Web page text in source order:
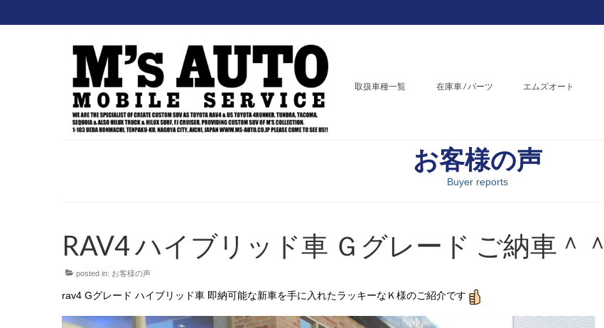
取扱車種一覧 在庫車 / パーツ エムズオート
お客様の声
Buyer reports
RAV4 ハイブリッド車 Ｇグレード ご納車＾＾
posted in: お客様の声
rav4 Gグレード ハイブリッド車 即納可能な新車を手に入れたラッキーなＫ様のご紹介です